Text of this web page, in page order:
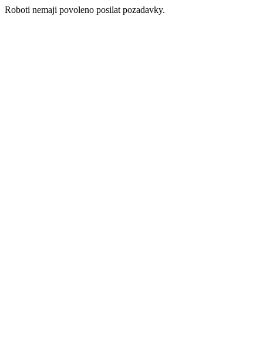
Roboti nemaji povoleno posilat pozadavky.